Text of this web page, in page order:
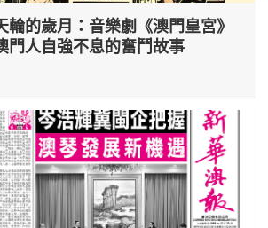
輪的歲月：音樂劇《澳門皇宮》
門人自強不息的奮鬥故事